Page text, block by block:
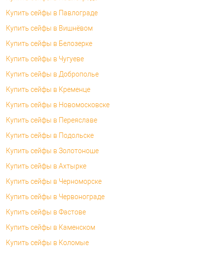
Купить сейфы в Павлограде
Купить сейфы в Вишнёвом
Купить сейфы в Белозерке
Купить сейфы в Чугуеве
Купить сейфы в Доброполье
Купить сейфы в Кременце
Купить сейфы в Новомосковске
Купить сейфы в Переяславе
Купить сейфы в Подольске
Купить сейфы в Золотоноше
Купить сейфы в Ахтырке
Купить сейфы в Черноморске
Купить сейфы в Червонограде
Купить сейфы в Фастове
Купить сейфы в Каменском
Купить сейфы в Коломые